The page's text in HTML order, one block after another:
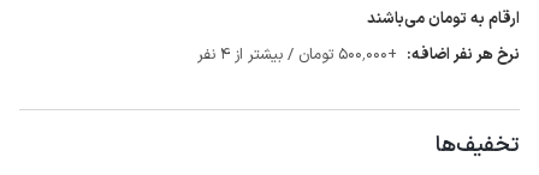
ارقام به تومان می‌باشند
نرخ هر نفر اضافه: +500٬000 تومان / بیشتر از 4 نفر
تخفیف‌ها